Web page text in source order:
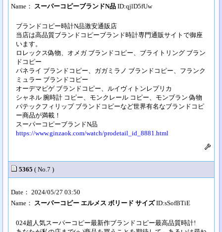
Name： スーパーコピーブランドN品ID:qjlD5fUw
ブランドコピー時計N品激安通販店
当店は高品質ブランドコピーブランド時計専門通販サイトで御座
います。
ロレックス偽物、オメガ ブランドコピー、ブライトリング ブラン
ドコピー
パネライ ブランドコピー、ガガミラノ ブランドコピー、フランク
ミュラー ブランドコピー
オーデマピゲ ブランドコピー、ルイヴィトンレプリカ
シャネル 腕時計 コピー、モンクレール コピー、モンブラン 偽物
パテックフィリップ ブランドコピーなど世界有名なブランドコピ
ー商品が満載！
スーパーコピーブランドN品
https://www.ginzaok.com/watch/prodetail_id_8881.html
5365 ( No.7 )
Date： 2024/05/27 03:50
Name： スーパーコピー エルメス ボリード サイズID:sSofBTiE
024超人気スーパーコピー最新作ブランドコピー最高品質時計!